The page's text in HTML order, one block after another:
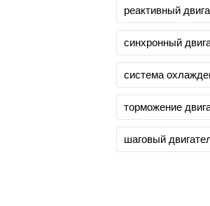
реактивный
синхронный
система
торможение
шаговый